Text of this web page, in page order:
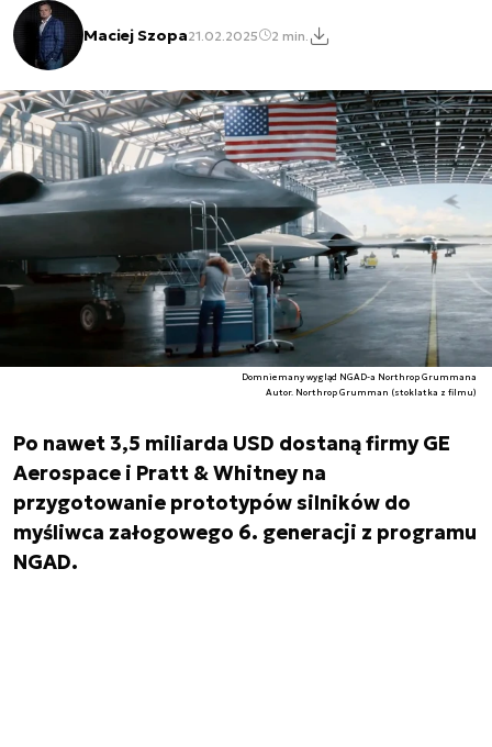
Maciej Szopa21.02.2025 2 min.
Domniemany wygląd NGAD-a Northrop Grummana
Autor. Northrop Grumman (stoklatka z filmu)
Po nawet 3,5 miliarda USD dostaną firmy GE
Aerospace i Pratt & Whitney na
przygotowanie prototypów silników do
myśliwca załogowego 6. generacji z programu
NGAD.